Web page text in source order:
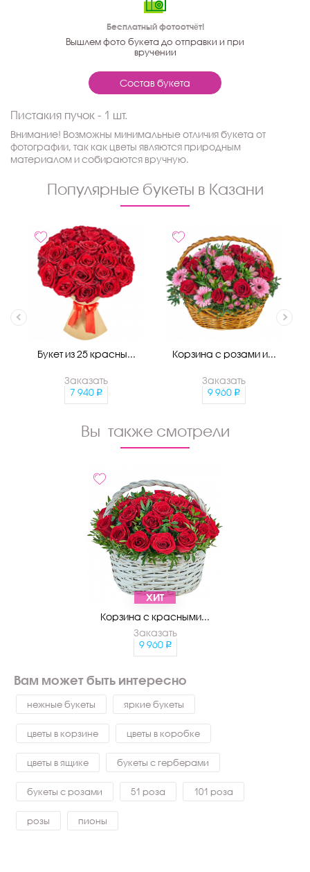
Бесплатный фотоотчёт!
Вышлем фото букета до отправки и при
вручении
Состав букета
Пистакия пучок - 1 шт.
Внимание! Возможны минимальные отличия букета от
фотографии, так как цветы являются природным
материалом и собираются вручную.
Популярные букеты в Казани
Букет из 25 красны...
Заказать
7 940
Корзина с розами и...
Заказать
9 960
Вы также смотрели
ХИТ
Корзина с красными...
Заказать
9 960
Вам может быть интересно
нежные букеты яркие букеты
цветы в корзине цветы в коробке
цветы в ящике букеты с герберами
букеты с розами 51 роза 101 роза
розы пионы